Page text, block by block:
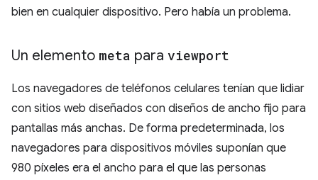
bien en cualquier dispositivo. Pero había un problema.
Un elemento meta para viewport
Los navegadores de teléfonos celulares tenían que lidiar
con sitios web diseñados con diseños de ancho fijo para
pantallas más anchas. De forma predeterminada, los
navegadores para dispositivos móviles suponían que
980 píxeles era el ancho para el que las personas